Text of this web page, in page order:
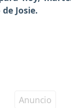
Josie.